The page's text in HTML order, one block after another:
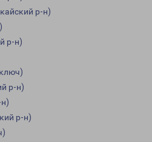
р-н)
р-н)
р-н)
р-н)